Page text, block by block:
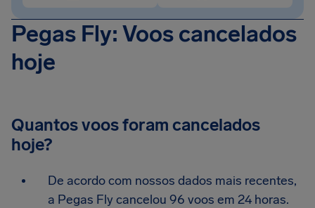
Pegas Fly: Voos cancelados
hoje
Quantos voos foram cancelados
hoje?
De acordo com nossos dados mais recentes,
a Pegas Fly cancelou 96 voos em 24 horas.